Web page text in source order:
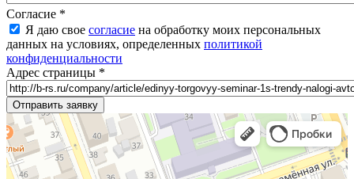
Согласие *
Я даю свое согласие на обработку моих персональных
данных на условиях, определенных политикой
конфиденциальности
Адрес страницы *
Оренбург
ул. Комсомольская, д. 26 — Яндекс.Карты